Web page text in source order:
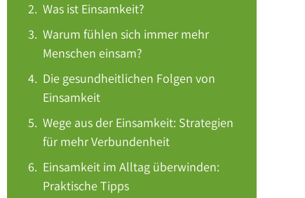
Was ist Einsamkeit?
Warum fühlen sich immer mehr
Menschen einsam?
Die gesundheitlichen Folgen von
Einsamkeit
Wege aus der Einsamkeit: Strategien
für mehr Verbundenheit
Einsamkeit im Alltag überwinden:
Praktische Tipps